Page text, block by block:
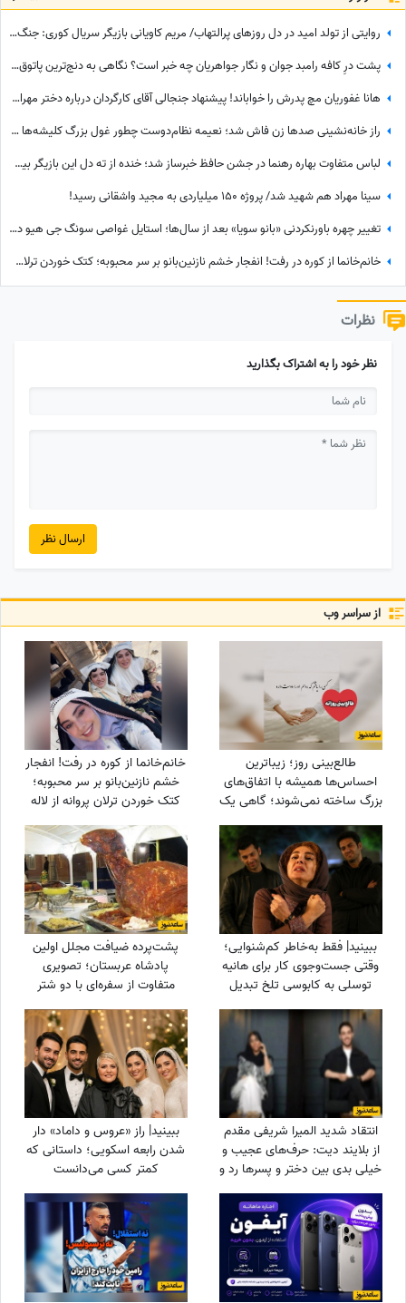
روایتی از تولد امید در دل روزهای پرالتهاب/ مریم کاویانی بازیگر سریال کوری: جنگ شد، پروازها کنسل شد و من در دبی موندنی شدم…
پشت درِ کافه رامبد جوان و نگار جواهریان چه خبر است؟ نگاهی به دنج‌ترین پاتوق این زوج هنرمند؛ دکوراسیون مینیمال، عطر کروسان و طعم دلپذیر چیزکیک سن‌سباستین
هانا غفوریان مچ پدرش را خواباند! پیشنهاد جنجالی آقای کارگردان درباره دختر مهران غفوریان که او را به تأمل واداشت!
راز خانه‌نشینی صدها زن فاش شد؛ نعیمه نظام‌دوست چطور غول بزرگ کلیشه‌ها را شکست؟ ماجرای زنانی که به تاثیر از نعیمه نظام‌دوست به زندگی برگشتند!
لباس متفاوت بهاره رهنما در جشن حافظ خبرساز شد؛ خنده از ته دل این بازیگر بیشتر از استایلش دیده شد
سینا مهراد هم شهید شد/ پروژه 150 میلیاردی به مجید واشقانی رسید!
تغییر چهره باورنکردنی «بانو سویا» بعد از سال‌ها؛ استایل غواصی سونگ جی هیو در 44 سالگی سوژه شد
خانم‌خانما از کوره در رفت! انفجار خشم نازنین‌بانو بر سر محبوبه؛ کتک خوردن ترلان پروانه از لاله اسکندری سکانسی که همه انتظارش را می‌کشیدند
نظرات
نظر خود را به اشتراک بگذارید
ارسال نظر
از سراسر وب
طالع‌بینی روز؛ زیباترین
احساس‌ها همیشه با اتفاق‌های
بزرگ ساخته نمی‌شوند؛ گاهی یک
یک روز معمولی را به خاطره‌ای
خاص تبدیل کند / پنج‌شنبه 15
مرداد 1405
خانم‌خانما از کوره در رفت! انفجار
خشم نازنین‌بانو بر سر محبوبه؛
کتک خوردن ترلان پروانه از لاله
انتظارش را می‌کشیدند
ببینید| فقط به‌خاطر کم‌شنوایی؛
وقتی جست‌وجوی کار برای هانیه
توسلی به کابوسی تلخ تبدیل
پشت‌پرده ضیافت مجلل اولین
پادشاه عربستان؛ تصویری
متفاوت از سفره‌ای با دو شتر
انتقاد شدید المیرا شریفی مقدم
از بلایند دیت: حرف‌های عجیب و
خیلی بدی بین دختر و پسرها رد و
ببینید| راز «عروس و داماد» دار
شدن رابعه اسکویی؛ داستانی که
کمتر کسی می‌دانست